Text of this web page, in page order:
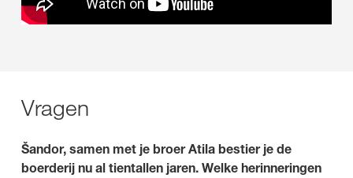
Vragen
Šandor, samen met je broer Atila bestier je de
boerderij nu al tientallen jaren. Welke herinneringen